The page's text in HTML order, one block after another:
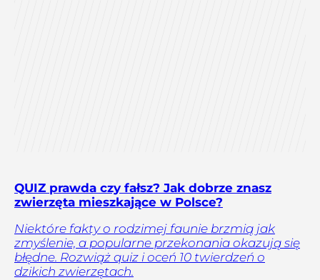
QUIZ prawda czy fałsz? Jak dobrze znasz
zwierzęta mieszkające w Polsce?
Niektóre fakty o rodzimej faunie brzmią jak
zmyślenie, a popularne przekonania okazują się
błędne. Rozwiąż quiz i oceń 10 twierdzeń o
dzikich zwierzętach.